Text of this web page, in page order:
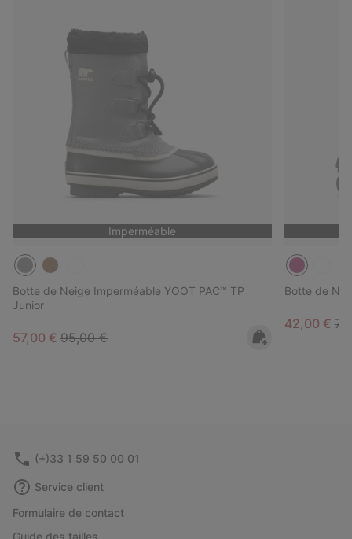
Imperméable
Botte de Neige Imperméable YOOT PAC™ TP
Junior
Sale price:
57,00 € Regular price:
95,00 €
Botte de
Sale price:
42,00 €
(+)33 1 59 50 00 01
Service client
Formulaire de contact